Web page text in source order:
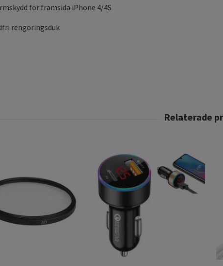
för framsida iPhone 4/4S
rengöringsduk